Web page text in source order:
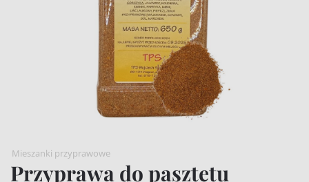
Mieszanki przyprawowe
Przyprawa do pasztetu